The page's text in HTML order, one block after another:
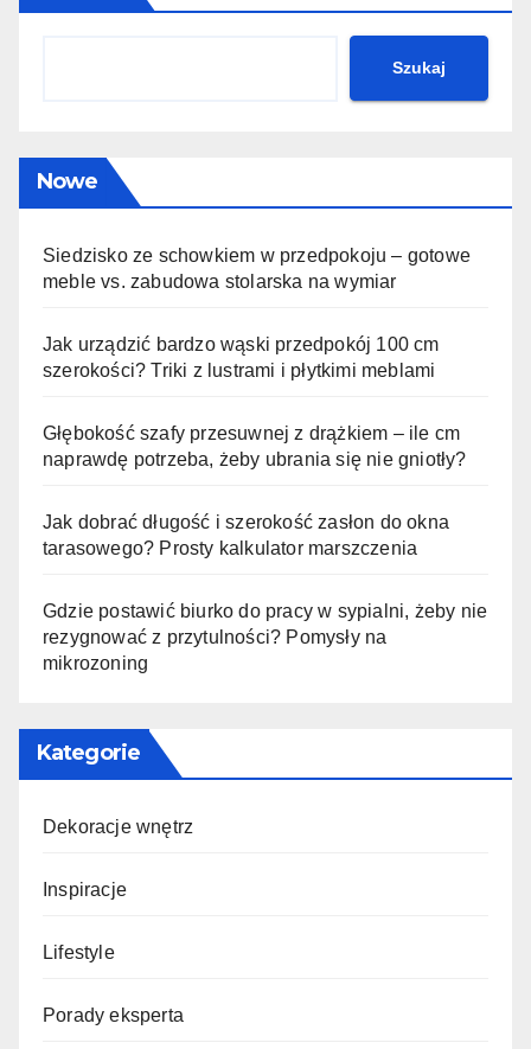
Szukaj
Nowe
Siedzisko ze schowkiem w przedpokoju – gotowe
meble vs. zabudowa stolarska na wymiar
Jak urządzić bardzo wąski przedpokój 100 cm
szerokości? Triki z lustrami i płytkimi meblami
Głębokość szafy przesuwnej z drążkiem – ile cm
naprawdę potrzeba, żeby ubrania się nie gniotły?
Jak dobrać długość i szerokość zasłon do okna
tarasowego? Prosty kalkulator marszczenia
Gdzie postawić biurko do pracy w sypialni, żeby nie
rezygnować z przytulności? Pomysły na
mikrozoning
Kategorie
Dekoracje wnętrz
Inspiracje
Lifestyle
Porady eksperta